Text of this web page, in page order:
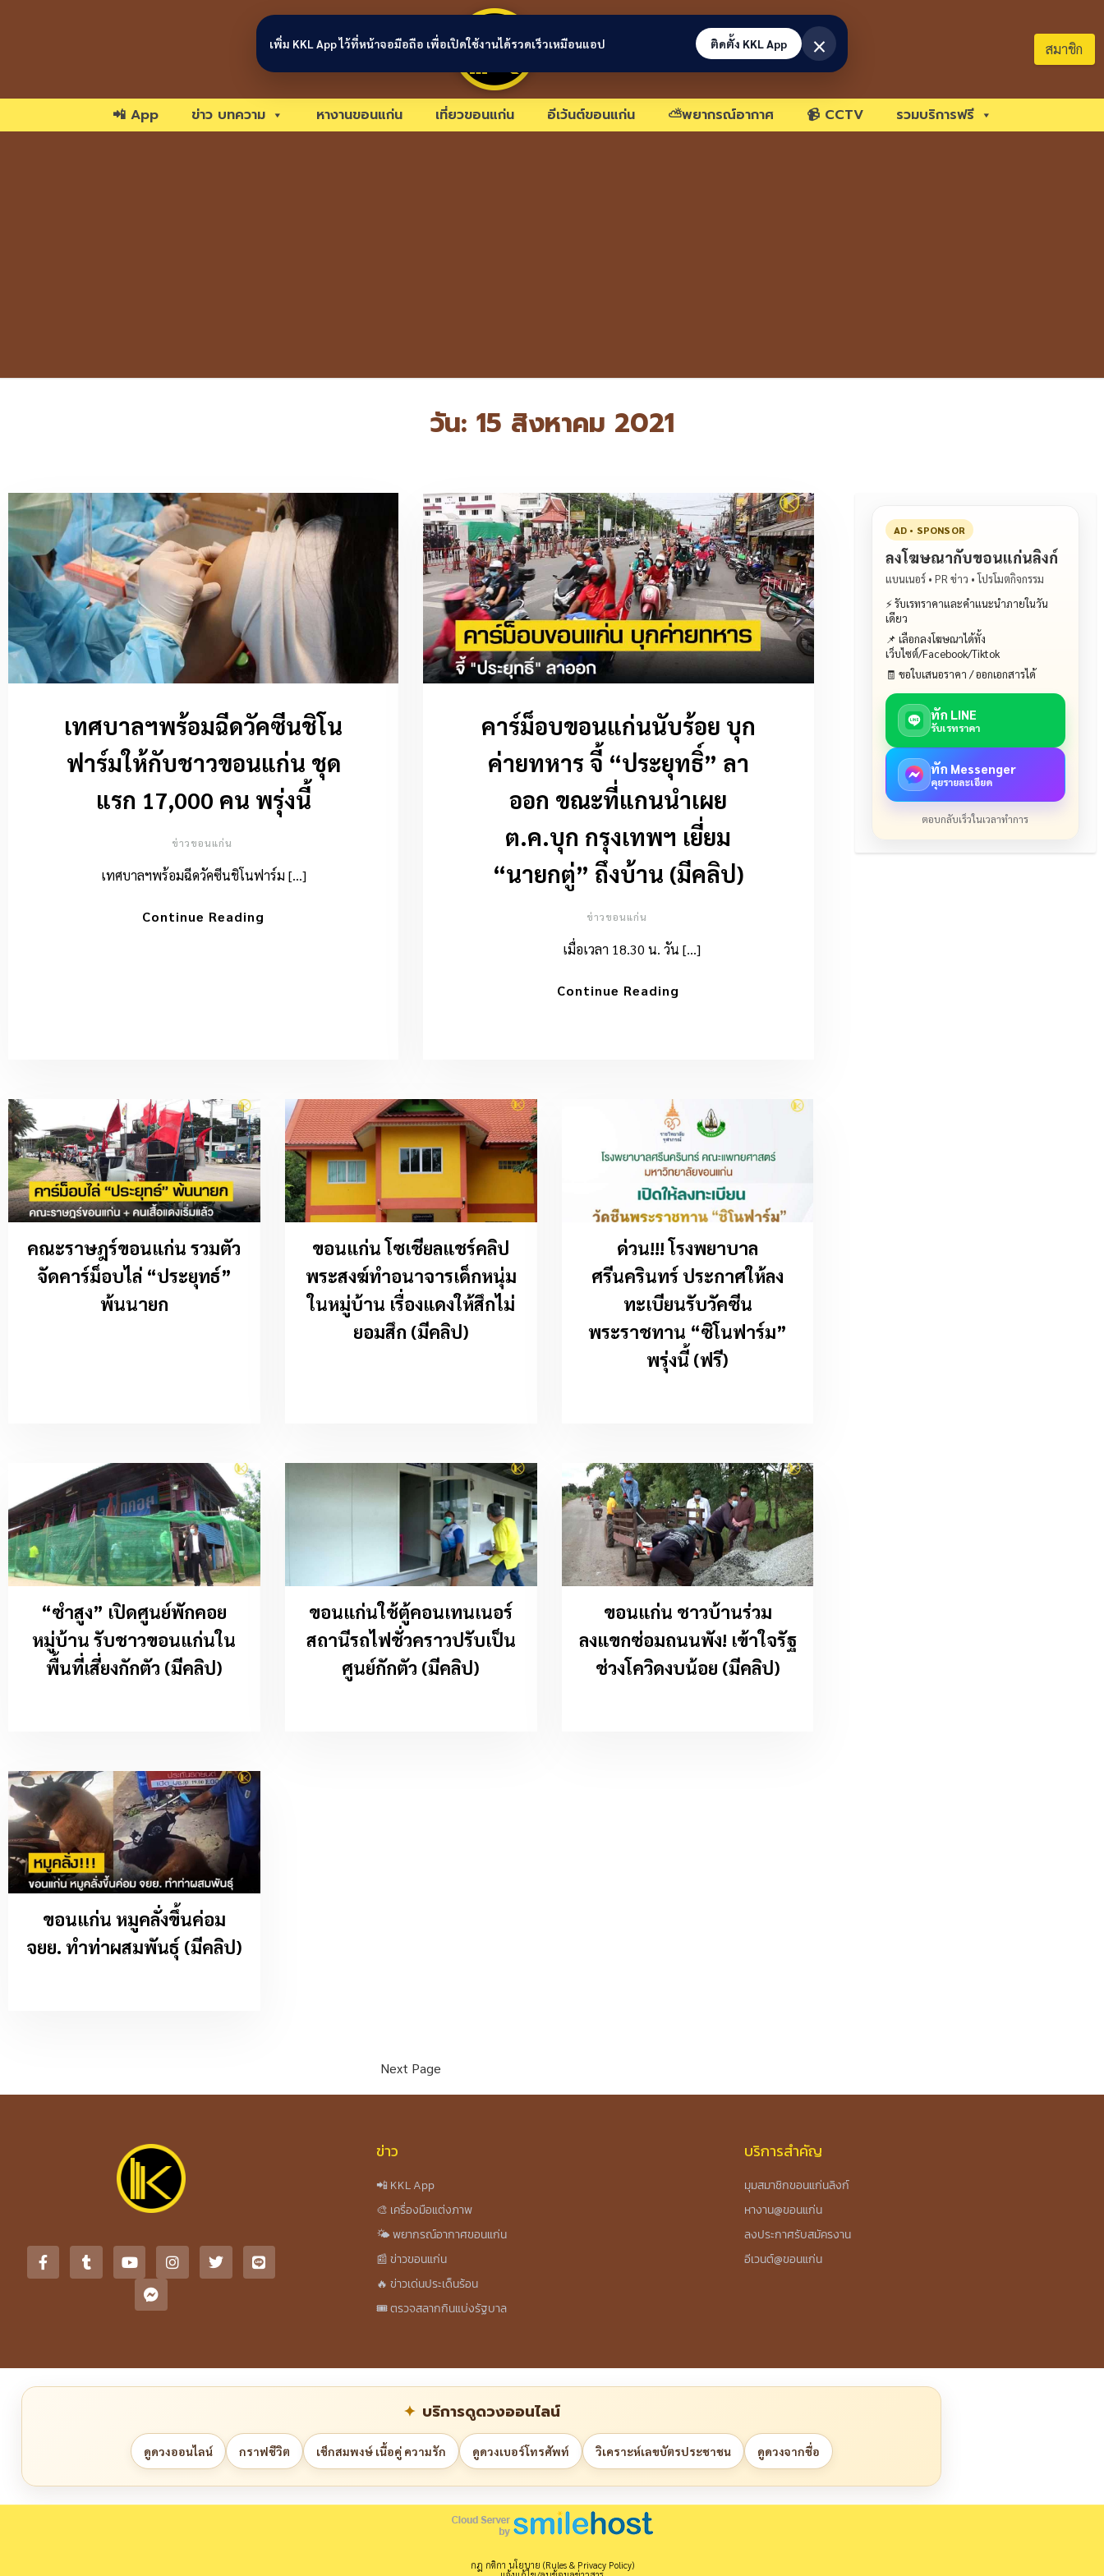
ขอนแก่นลิงก์ สมาชิก
📲 App ข่าว บทความ หางานขอนแก่น เที่ยวขอนแก่น อีเว้นต์ขอนแก่น ⛅พยากรณ์อากาศ 📹 CCTV รวมบริการฟรี
วัน: 15 สิงหาคม 2021
เทศบาลฯพร้อมฉีดวัคซีนชิโน
ฟาร์มให้กับชาวขอนแก่น ชุด
แรก 17,000 คน พรุ่งนี้
ข่าวขอนแก่น
เทศบาลฯพร้อมฉีดวัคซีนชิโนฟาร์ม […]
Continue Reading
คาร์ม็อบขอนแก่นนับร้อย บุก
ค่ายทหาร จี้ “ประยุทธิ์” ลา
ออก ขณะที่แกนนำเผย
ต.ค.บุก กรุงเทพฯ เยี่ยม
“นายกตู่” ถึงบ้าน (มีคลิป)
ข่าวขอนแก่น
เมื่อเวลา 18.30 น. วัน […]
Continue Reading
คณะราษฎร์ขอนแก่น รวมตัว
จัดคาร์ม็อบไล่ “ประยุทธ์”
พ้นนายก
ขอนแก่น โซเชียลแชร์คลิป
พระสงฆ์ทำอนาจารเด็กหนุ่ม
ในหมู่บ้าน เรื่องแดงให้สึกไม่
ยอมสึก (มีคลิป)
ด่วน!!! โรงพยาบาล
ศรีนครินทร์ ประกาศให้ลง
ทะเบียนรับวัคซีน
พระราชทาน “ซิโนฟาร์ม”
พรุ่งนี้ (ฟรี)
“ซำสูง” เปิดศูนย์พักคอย
หมู่บ้าน รับชาวขอนแก่นใน
พื้นที่เสี่ยงกักตัว (มีคลิป)
ขอนแก่นใช้ตู้คอนเทนเนอร์
สถานีรถไฟชั่วคราวปรับเป็น
ศูนย์กักตัว (มีคลิป)
ขอนแก่น ชาวบ้านร่วม
ลงแขกซ่อมถนนพัง! เข้าใจรัฐ
ช่วงโควิดงบน้อย (มีคลิป)
ขอนแก่น หมูคลั่งขึ้นค่อม
จยย. ทำท่าผสมพันธุ์ (มีคลิป)
Next Page
AD • SPONSOR
ลงโฆษณากับขอนแก่นลิงก์
แบนเนอร์ • PR ข่าว • โปรโมตกิจกรรม
⚡ รับเรทราคาและคำแนะนำภายในวัน
เดียว
📌 เลือกลงโฆษณาได้ทั้ง
เว็บไซต์/Facebook/Tiktok
🧾 ขอใบเสนอราคา / ออกเอกสารได้
ทัก LINE
รับเรทราคา
ทัก Messenger
คุยรายละเอียด
ตอบกลับเร็วในเวลาทำการ
ข่าว
📲 KKL App
🎨 เครื่องมือแต่งภาพ
🌤️ พยากรณ์อากาศขอนแก่น
📰 ข่าวขอนแก่น
🔥 ข่าวเด่นประเด็นร้อน
🎟️ ตรวจสลากกินแบ่งรัฐบาล
บริการสำคัญ
มุมสมาชิกขอนแก่นลิงก์
หางาน@ขอนแก่น
ลงประกาศรับสมัครงาน
อีเวนต์@ขอนแก่น
บริการดูดวงออนไลน์
ดูดวงออนไลน์ กราฟชีวิต เช็กสมพงษ์ เนื้อคู่ ความรัก ดูดวงเบอร์โทรศัพท์ วิเคราะห์เลขบัตรประชาชน ดูดวงจากชื่อ
กฎ กติกา นโยบาย (Rules & Privacy Policy)
เพิ่ม KKL App ไว้ที่หน้าจอมือถือ เพื่อเปิดใช้งานได้รวดเร็วเหมือนแอป ติดตั้ง KKL App ×